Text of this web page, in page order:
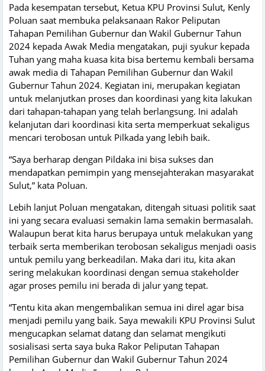
Pada kesempatan tersebut, Ketua KPU Provinsi Sulut, Kenly
Poluan saat membuka pelaksanaan Rakor Peliputan
Tahapan Pemilihan Gubernur dan Wakil Gubernur Tahun
2024 kepada Awak Media mengatakan, puji syukur kepada
Tuhan yang maha kuasa kita bisa bertemu kembali bersama
awak media di Tahapan Pemilihan Gubernur dan Wakil
Gubernur Tahun 2024. Kegiatan ini, merupakan kegiatan
untuk melanjutkan proses dan koordinasi yang kita lakukan
dari tahapan-tahapan yang telah berlangsung. Ini adalah
kelanjutan dari koordinasi kita serta memperkuat sekaligus
mencari terobosan untuk Pilkada yang lebih baik.
“Saya berharap dengan Pildaka ini bisa sukses dan
mendapatkan pemimpin yang mensejahterakan masyarakat
Sulut,” kata Poluan.
Lebih lanjut Poluan mengatakan, ditengah situasi politik saat
ini yang secara evaluasi semakin lama semakin bermasalah.
Walaupun berat kita harus berupaya untuk melakukan yang
terbaik serta memberikan terobosan sekaligus menjadi oasis
untuk pemilu yang berkeadilan. Maka dari itu, kita akan
sering melakukan koordinasi dengan semua stakeholder
agar proses pemilu ini berada di jalur yang tepat.
“Tentu kita akan mengembalikan semua ini direl agar bisa
menjadi pemilu yang baik. Saya mewakili KPU Provinsi Sulut
mengucapkan selamat datang dan selamat mengikuti
sosialisasi serta saya buka Rakor Peliputan Tahapan
Pemilihan Gubernur dan Wakil Gubernur Tahun 2024